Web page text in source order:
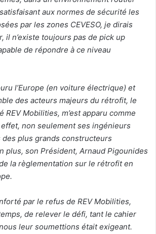
aux normes de sécurité les
par les zones CEVESO, je dirais
il n’existe toujours pas de pick up
de répondre à ce niveau
l’Europe (en voiture électrique) et
des acteurs majeurs du rétrofit, le
REV Mobilities, m’est apparu comme
non seulement ses ingénieurs
plus grands constructeurs
plus, son Président, Arnaud Pigounides
la règlementation sur le rétrofit en
par le refus de REV Mobilities,
de relever le défi, tant le cahier
leur soumettions était exigeant.